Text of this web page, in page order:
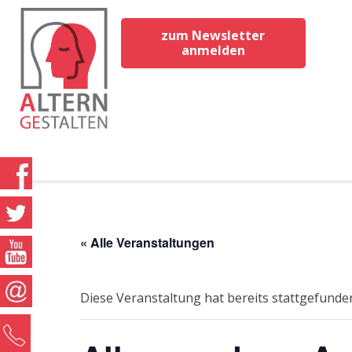
zum Newsletter
anmelden
« Alle Veranstaltungen
Diese Veranstaltung hat bereits